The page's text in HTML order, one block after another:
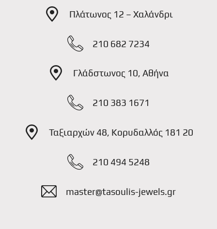
Πλάτωνος 12 – Χαλάνδρι
210 682 7234
Γλάδστωνος 10, Αθήνα
210 383 1671
Ταξιαρχών 48, Κορυδαλλός 181 20
210 494 5248
master@tasoulis-jewels.gr